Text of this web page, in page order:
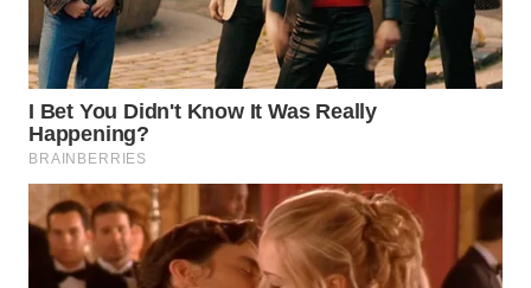
WN
SAMOSIR
WN
PADANG
LAWAS
WN
SUMEDANG